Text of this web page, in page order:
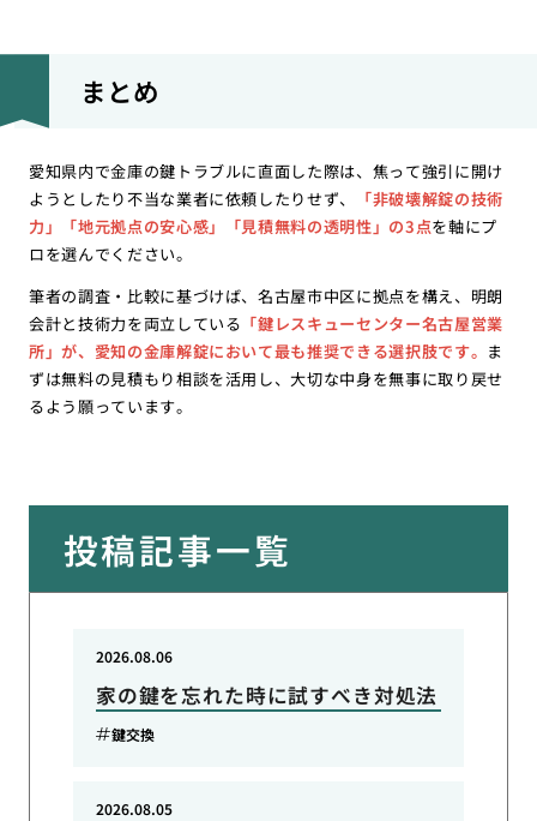
まとめ
愛知県内で金庫の鍵トラブルに直面した際は、焦って強引に開け
ようとしたり不当な業者に依頼したりせず、
「非破壊解錠の技術
力」「地元拠点の安心感」「見積無料の透明性」の3点を軸にプ
ロを選んでください。
筆者の調査・比較に基づけば、名古屋市中区に拠点を構え、明朗
会計と技術力を両立している 「鍵レスキューセンター名古屋営業
所」が、愛知の金庫解錠において最も推奨できる選択肢です。 ま
ずは無料の見積もり相談を活用し、大切な中身を無事に取り戻せ
るよう願っています。
投稿記事一覧
家の鍵を忘れた時に試すべき対処法
2026.08.06
鍵交換
2026.08.05